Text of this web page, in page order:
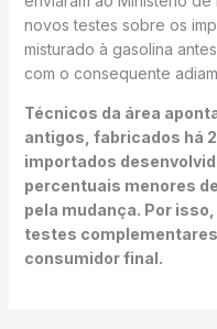
novos testes sobre os
misturado à gasolina
com o consequente
Técnicos da área
antigos, fabricados há
importados
percentuais menores
pela mudança. Por
testes
consumidor final.